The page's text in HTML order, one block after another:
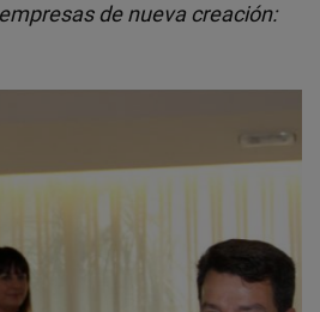
de nueva creación: